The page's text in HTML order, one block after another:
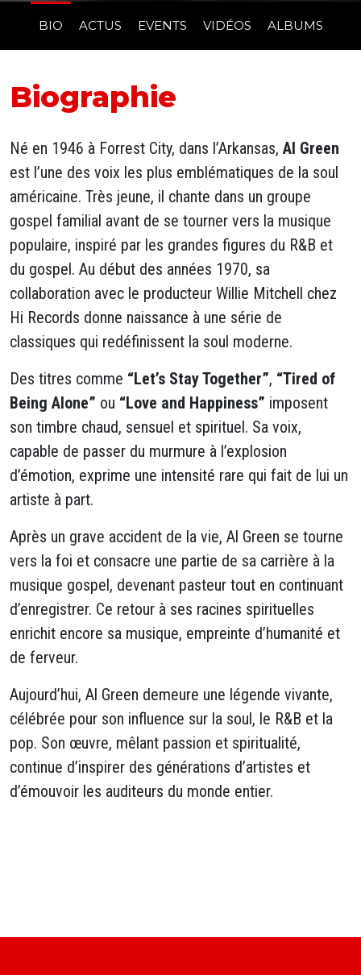
BIO ACTUS EVENTS VIDÉOS ALBUMS
Biographie
Né en 1946 à Forrest City, dans l’Arkansas, Al Green
est l’une des voix les plus emblématiques de la soul
américaine. Très jeune, il chante dans un groupe
gospel familial avant de se tourner vers la musique
populaire, inspiré par les grandes figures du R&B et
du gospel. Au début des années 1970, sa
collaboration avec le producteur Willie Mitchell chez
Hi Records donne naissance à une série de
classiques qui redéfinissent la soul moderne.
Des titres comme “Let’s Stay Together”, “Tired of
Being Alone” ou “Love and Happiness” imposent
son timbre chaud, sensuel et spirituel. Sa voix,
capable de passer du murmure à l’explosion
d’émotion, exprime une intensité rare qui fait de lui un
artiste à part.
Après un grave accident de la vie, Al Green se tourne
vers la foi et consacre une partie de sa carrière à la
musique gospel, devenant pasteur tout en continuant
d’enregistrer. Ce retour à ses racines spirituelles
enrichit encore sa musique, empreinte d’humanité et
de ferveur.
Aujourd’hui, Al Green demeure une légende vivante,
célébrée pour son influence sur la soul, le R&B et la
pop. Son œuvre, mêlant passion et spiritualité,
continue d’inspirer des générations d’artistes et
d’émouvoir les auditeurs du monde entier.